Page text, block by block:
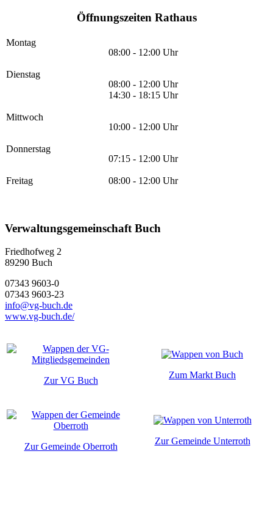
Öffnungszeiten Rathaus
Montag
08:00 - 12:00 Uhr
Dienstag
08:00 - 12:00 Uhr
14:30 - 18:15 Uhr
Mittwoch
10:00 - 12:00 Uhr
Donnerstag
07:15 - 12:00 Uhr
Freitag 08:00 - 12:00 Uhr
Verwaltungsgemeinschaft Buch
Friedhofweg 2
89290 Buch
07343 9603-0
07343 9603-23
info@vg-buch.de
www.vg-buch.de/
Zur VG Buch
Zum Markt Buch
Zur Gemeinde Oberroth
Zur Gemeinde Unterroth